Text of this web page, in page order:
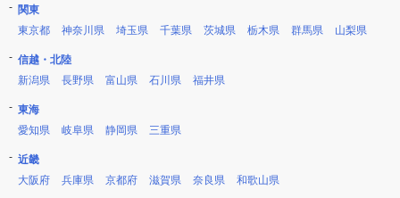
関東
東京都
神奈川県 埼玉県 千葉県 茨城県 栃木県 群馬県 山梨県
信越・北陸
新潟県
長野県 富山県 石川県 福井県
東海
愛知県
岐阜県 静岡県 三重県
近畿
大阪府
兵庫県 京都府 滋賀県 奈良県 和歌山県